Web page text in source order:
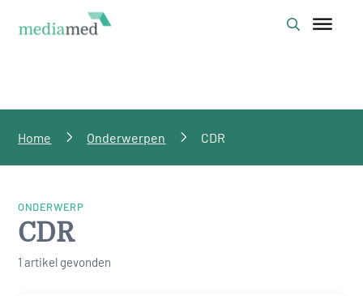
Home Onderwerpen CDR
ONDERWERP
CDR
1 artikel gevonden